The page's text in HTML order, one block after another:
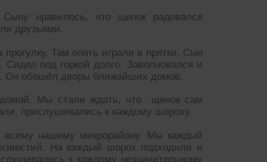
нравилось, что щенок радовался
друзьями.
Там опять играли в прятки. Сын
под горкой долго. Заволновался и
Он обошёл дворы ближайших домов.
Мы стали ждать, что щенок сам
прислушивались к каждому шороху.
всему нашему микрорайону. Мы каждый
На каждый шорох подходили и
к каждому незначительному